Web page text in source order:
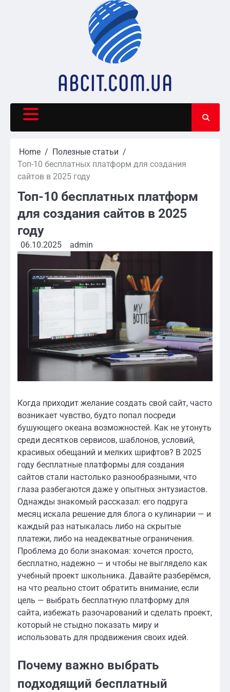
Home
Полезные статьи
Топ-10 бесплатных платформ для создания
сайтов в 2025 году
Топ-10 бесплатных платформ
для создания сайтов в 2025
году
06.10.2025 admin
Когда приходит желание создать свой сайт, часто
возникает чувство, будто попал посреди
бушующего океана возможностей. Как не утонуть
среди десятков сервисов, шаблонов, условий,
красивых обещаний и мелких шрифтов? В 2025
году бесплатные платформы для создания
сайтов стали настолько разнообразными, что
глаза разбегаются даже у опытных энтузиастов.
Однажды знакомый рассказал: его подруга
месяц искала решение для блога о кулинарии — и
каждый раз натыкалась либо на скрытые
платежи, либо на неадекватные ограничения.
Проблема до боли знакомая: хочется просто,
бесплатно, надежно — и чтобы не выглядело как
учебный проект школьника. Давайте разберёмся,
на что реально стоит обратить внимание, если
цель — выбрать бесплатную платформу для
сайта, избежать разочарований и сделать проект,
который не стыдно показать миру и
использовать для продвижения своих идей.
Почему важно выбрать
подходящий бесплатный